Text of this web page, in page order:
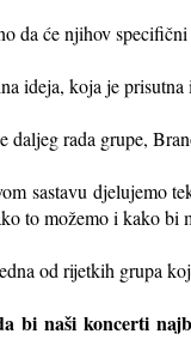
da će njihov
ideja, koja je
daljeg rada grupe,
sastavu djelujemo
to možemo i kako bi
od rijetkih grupa
bi naši koncerti